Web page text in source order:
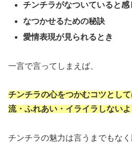
チンチラがなついていると感
なつかせるための秘訣
愛情表現が見られるとき
一言で言ってしまえば、
チンチラの心をつかむコツとし
流・ふれあい・イライラしないよ
チンチラの魅力は言うまでもなく